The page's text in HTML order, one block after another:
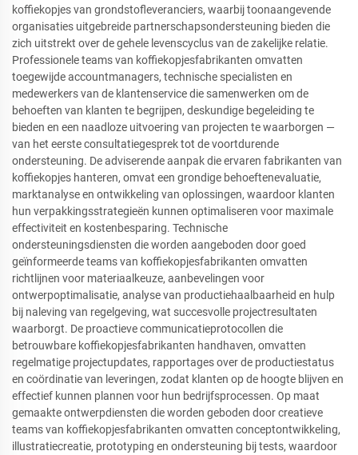
koffiekopjes van grondstofleveranciers, waarbij toonaangevende
organisaties uitgebreide partnerschapsondersteuning bieden die
zich uitstrekt over de gehele levenscyclus van de zakelijke relatie.
Professionele teams van koffiekopjesfabrikanten omvatten
toegewijde accountmanagers, technische specialisten en
medewerkers van de klantenservice die samenwerken om de
behoeften van klanten te begrijpen, deskundige begeleiding te
bieden en een naadloze uitvoering van projecten te waarborgen —
van het eerste consultatiegesprek tot de voortdurende
ondersteuning. De adviserende aanpak die ervaren fabrikanten van
koffiekopjes hanteren, omvat een grondige behoeftenevaluatie,
marktanalyse en ontwikkeling van oplossingen, waardoor klanten
hun verpakkingsstrategieën kunnen optimaliseren voor maximale
effectiviteit en kostenbesparing. Technische
ondersteuningsdiensten die worden aangeboden door goed
geïnformeerde teams van koffiekopjesfabrikanten omvatten
richtlijnen voor materiaalkeuze, aanbevelingen voor
ontwerpoptimalisatie, analyse van productiehaalbaarheid en hulp
bij naleving van regelgeving, wat succesvolle projectresultaten
waarborgt. De proactieve communicatieprotocollen die
betrouwbare koffiekopjesfabrikanten handhaven, omvatten
regelmatige projectupdates, rapportages over de productiestatus
en coördinatie van leveringen, zodat klanten op de hoogte blijven en
effectief kunnen plannen voor hun bedrijfsprocessen. Op maat
gemaakte ontwerpdiensten die worden geboden door creatieve
teams van koffiekopjesfabrikanten omvatten conceptontwikkeling,
illustratiecreatie, prototyping en ondersteuning bij tests, waardoor